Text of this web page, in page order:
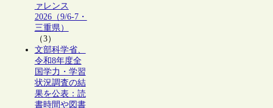
ァレンス
2026（9/6-7・
三重県）
（3）
文部科学省、
令和8年度全
国学力・学習
状況調査の結
果を公表：読
書時間や図書